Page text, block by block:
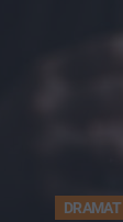
DRAMAT